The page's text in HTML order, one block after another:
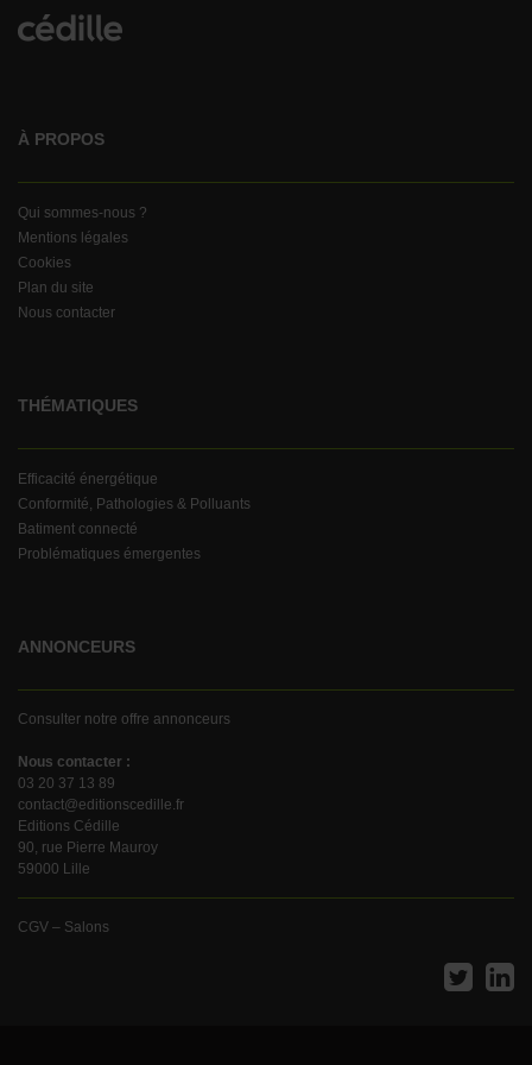
À PROPOS
Qui sommes-nous ?
Mentions légales
Cookies
Plan du site
Nous contacter
THÉMATIQUES
Efficacité énergétique
Conformité, Pathologies & Polluants
Batiment connecté
Problématiques émergentes
ANNONCEURS
Consulter notre offre annonceurs
Nous contacter :
03 20 37 13 89
contact@editionscedille.fr
Editions Cédille
90, rue Pierre Mauroy
59000 Lille
CGV – Salons